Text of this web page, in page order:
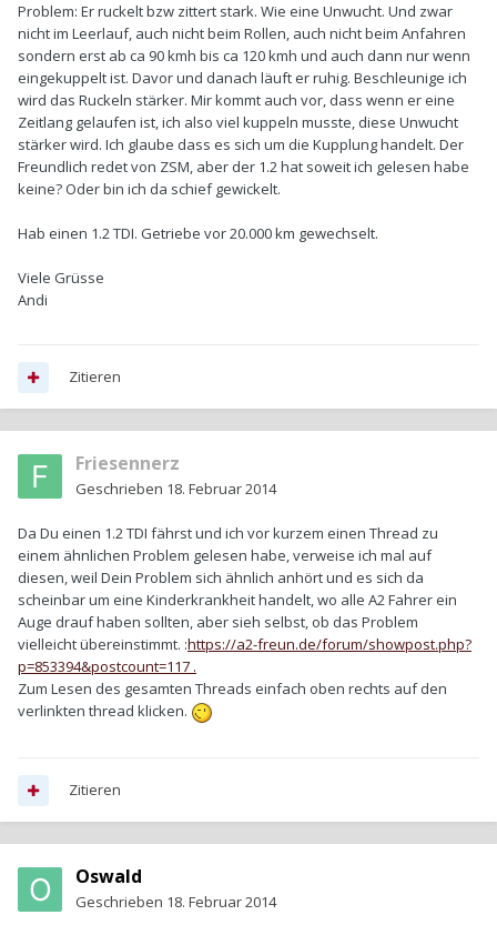
Problem: Er ruckelt bzw zittert stark. Wie eine Unwucht. Und zwar
nicht im Leerlauf, auch nicht beim Rollen, auch nicht beim Anfahren
sondern erst ab ca 90 kmh bis ca 120 kmh und auch dann nur wenn
eingekuppelt ist. Davor und danach läuft er ruhig. Beschleunige ich
wird das Ruckeln stärker. Mir kommt auch vor, dass wenn er eine
Zeitlang gelaufen ist, ich also viel kuppeln musste, diese Unwucht
stärker wird. Ich glaube dass es sich um die Kupplung handelt. Der
Freundlich redet von ZSM, aber der 1.2 hat soweit ich gelesen habe
keine? Oder bin ich da schief gewickelt.
Hab einen 1.2 TDI. Getriebe vor 20.000 km gewechselt.
Viele Grüsse
Andi
Zitieren
Friesennerz
Geschrieben 18. Februar 2014
Da Du einen 1.2 TDI fährst und ich vor kurzem einen Thread zu
einem ähnlichen Problem gelesen habe, verweise ich mal auf
diesen, weil Dein Problem sich ähnlich anhört und es sich da
scheinbar um eine Kinderkrankheit handelt, wo alle A2 Fahrer ein
Auge drauf haben sollten, aber sieh selbst, ob das Problem
vielleicht übereinstimmt. :https://a2-freun.de/forum/showpost.php?
p=853394&postcount=117 .
Zum Lesen des gesamten Threads einfach oben rechts auf den
verlinkten thread klicken.
Zitieren
Oswald
Geschrieben 18. Februar 2014